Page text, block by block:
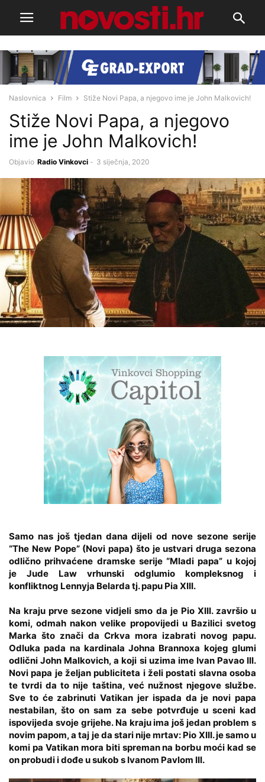
Naslovnica Film Stiže Novi Papa, a njegovo ime je John Malkovich!
Stiže Novi Papa, a njegovo
ime je John Malkovich!
Objavio Radio Vinkovci - 3 siječnja, 2020
Samo nas još tjedan dana dijeli od nove sezone serije
“The New Pope” (Novi papa) što je ustvari druga sezona
odlično prihvaćene dramske serije “Mladi papa” u kojoj
je Jude Law vrhunski odglumio kompleksnog i
konfliktnog Lennyja Belarda tj. papu Pia XIII.
Na kraju prve sezone vidjeli smo da je Pio XIII. završio u
komi, odmah nakon velike propovijedi u Bazilici svetog
Marka što znači da Crkva mora izabrati novog papu.
Odluka pada na kardinala Johna Brannoxa kojeg glumi
odlični John Malkovich, a koji si uzima ime Ivan Pavao III.
Novi papa je željan publiciteta i želi postati slavna osoba
te tvrdi da to nije taština, već nužnost njegove službe.
Sve to će zabrinuti Vatikan jer ispada da je novi papa
nestabilan, što on sam za sebe potvrđuje u sceni kad
ispovijeda svoje grijehe. Na kraju ima još jedan problem s
novim papom, a taj je da stari nije mrtav: Pio XIII. je samo u
komi pa Vatikan mora biti spreman na borbu moći kad se
on probudi i dođe u sukob s Ivanom Pavlom III.